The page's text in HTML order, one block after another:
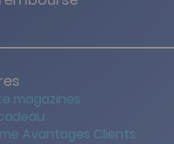
magazines
Avantages Clients